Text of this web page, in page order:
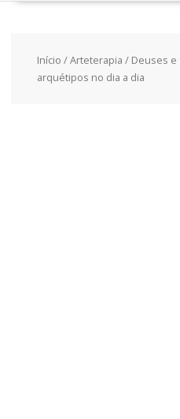
Início /Arteterapia / Deuses e
arquétipos no dia a dia